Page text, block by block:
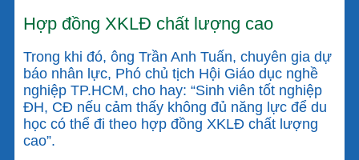
Hợp đồng XKLĐ chất lượng cao
Trong khi đó, ông Trần Anh Tuấn, chuyên gia dự
báo nhân lực, Phó chủ tịch Hội Giáo dục nghề
nghiệp TP.HCM, cho hay: “Sinh viên tốt nghiệp
ĐH, CĐ nếu cảm thấy không đủ năng lực để du
học có thể đi theo hợp đồng XKLĐ chất lượng
cao”.